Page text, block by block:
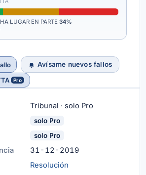
HA LUGAR EN PARTE 34%
Avísame nuevos fallos
Pro
Tribunal · solo Pro
solo Pro
solo Pro
31-12-2019
Resolución